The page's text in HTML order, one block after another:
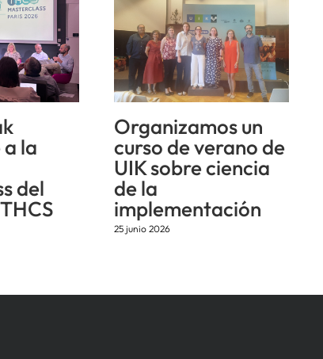
la
del
Organizamos un
curso de verano de
UIK sobre ciencia
de la
implementación
25 junio 2026